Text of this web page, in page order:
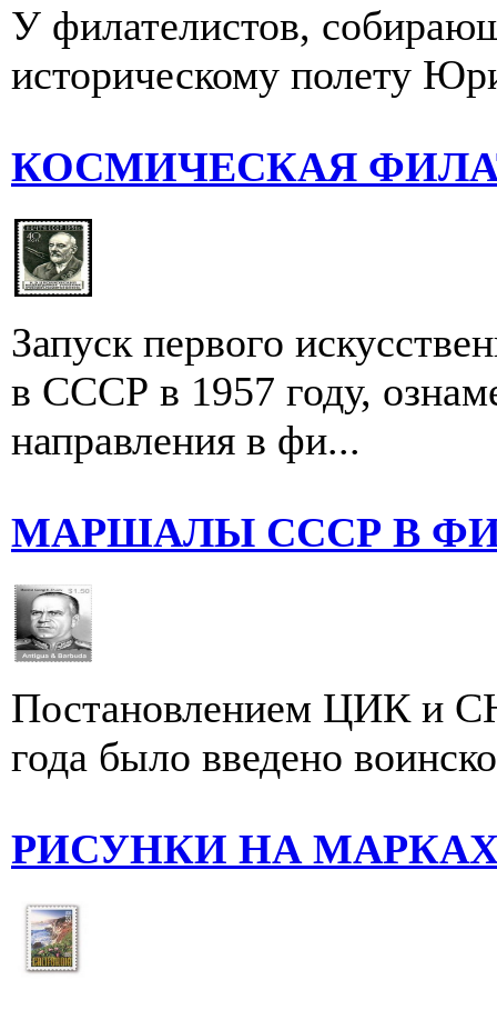
У филателистов,
историческому полету
КОСМИЧЕСКАЯ
Запуск первого
в СССР в 1957 году,
направления в фи...
МАРШАЛЫ СССР В
Постановлением ЦИК и
года было введено
РИСУНКИ НА